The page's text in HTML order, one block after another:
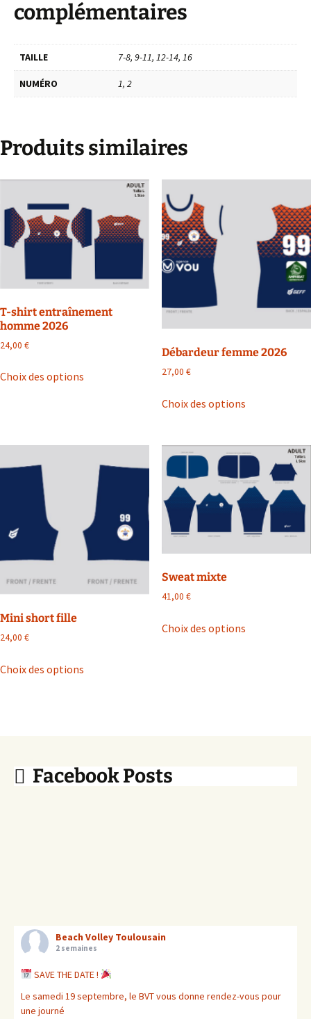
complémentaires
TAILLE 7-8, 9-11, 12-14, 16
NUMÉRO 1, 2
Produits similaires
T-shirt entraînement
homme 2026
24,00 €
Choix des options
Débardeur femme 2026
27,00 €
Choix des options
Mini short fille
24,00 €
Choix des options
Sweat mixte
41,00 €
Choix des options
Facebook Posts
Beach Volley Toulousain
2 semaines
SAVE THE DATE !
Le samedi 19 septembre, le BVT vous donne rendez-vous pour
une journé